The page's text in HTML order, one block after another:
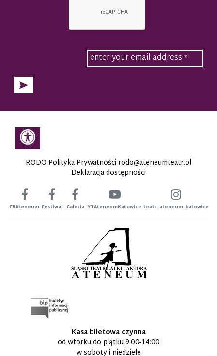
RODO Polityka Prywatności rodo@ateneumteatr.pl
Deklaracja dostępności
FBAteneum Festiwal Galeria YTAteneumKatowice teatr_ateneum_katowice
Kasa biletowa czynna
od wtorku do piątku 9:00-14:00
w soboty i niedziele